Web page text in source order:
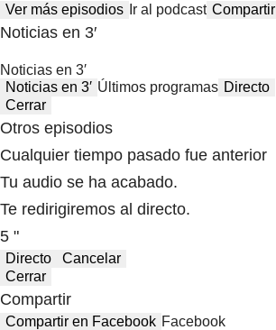
Ver más episodios Ir al podcast Compartir
Noticias en 3′
Noticias en 3′
Noticias en 3′ Últimos programas Directo
Cerrar
Otros episodios
Cualquier tiempo pasado fue anterior
Tu audio se ha acabado.
Te redirigiremos al directo.
5 "
Directo
Cancelar
Cerrar
Compartir
Compartir en Facebook Facebook